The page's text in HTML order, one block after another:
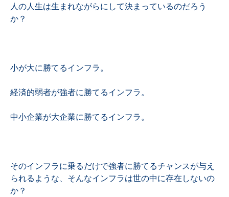
人の人生は生まれながらにして決まっているのだろう
か？
小が大に勝てるインフラ。
経済的弱者が強者に勝てるインフラ。
中小企業が大企業に勝てるインフラ。
そのインフラに乗るだけで強者に勝てるチャンスが与え
られるような、そんなインフラは世の中に存在しないの
か？